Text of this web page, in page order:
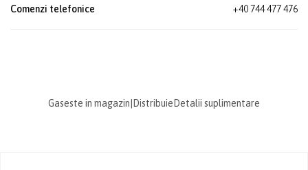
Comenzi telefonice +40 744 477 476
Gaseste in magazin Distribuie Detalii suplimentare